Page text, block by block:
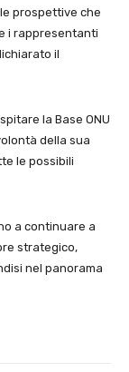
prospettive che
i rappresentanti
il
la Base ONU
della sua
le possibili
a continuare a
strategico,
nel panorama